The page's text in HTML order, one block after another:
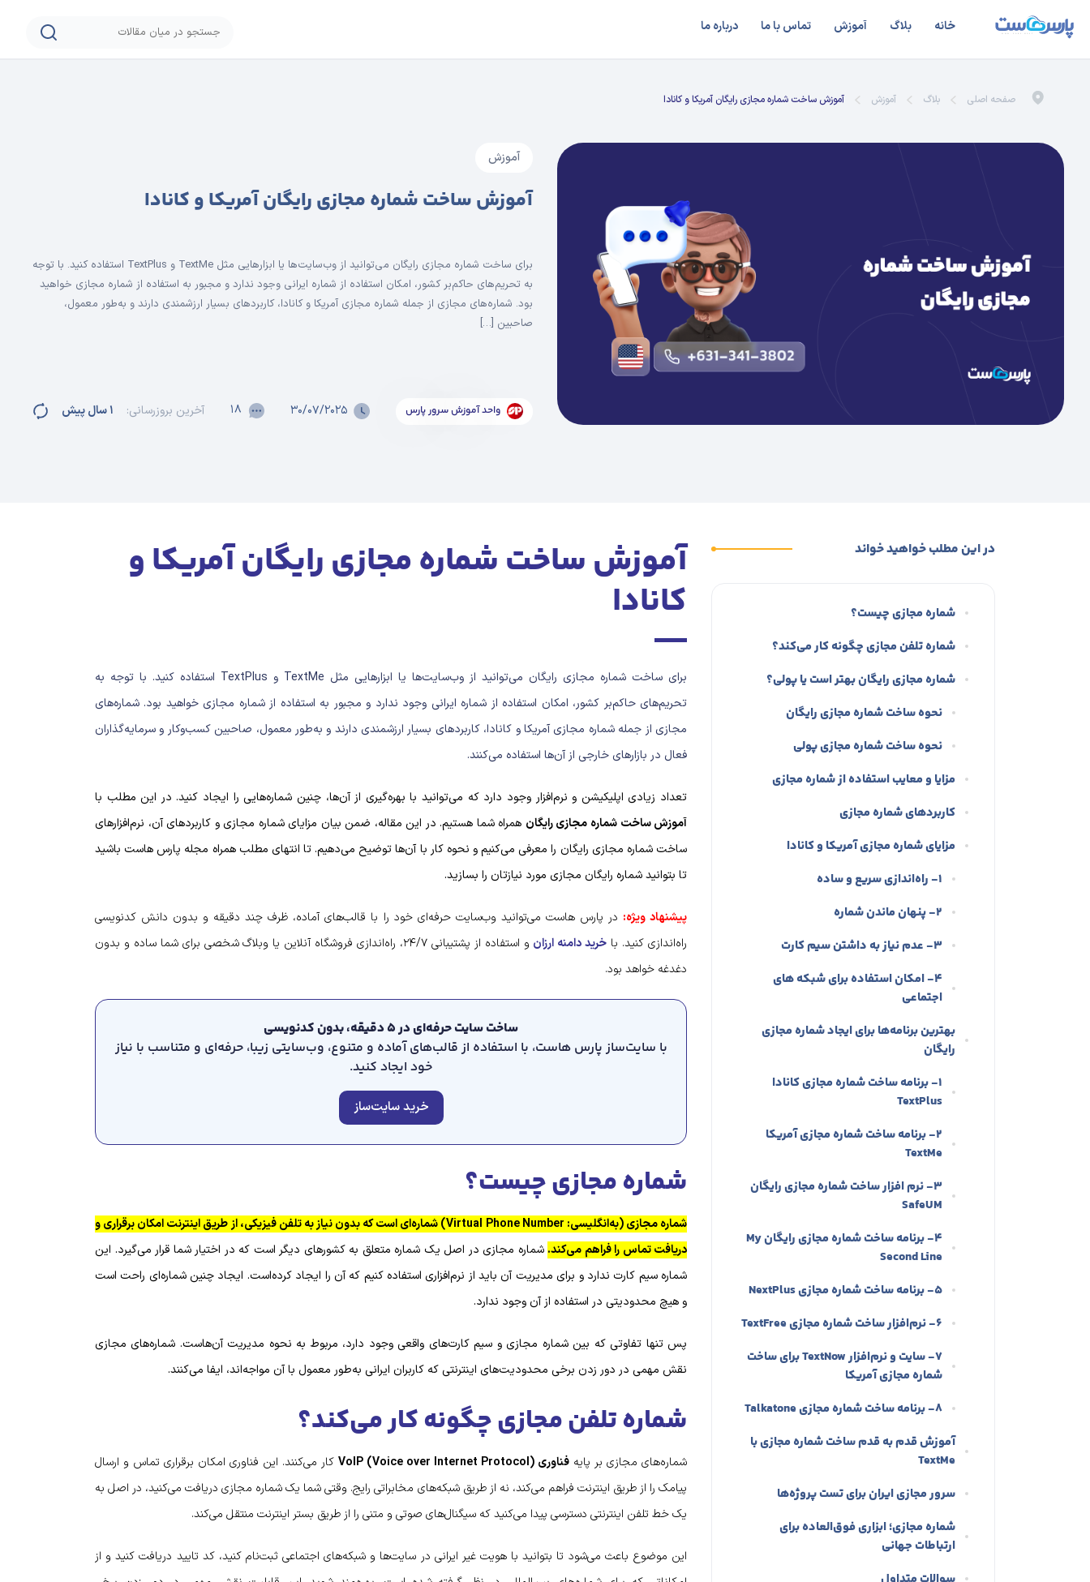
خانه بلاگ آموزش تماس با ما درباره ما
صفحه اصلی بلاگ آموزش آموزش ساخت شماره مجازی رایگان آمریکا و کانادا
آموزش
آموزش ساخت شماره مجازی رایگان آمریکا و کانادا
برای ساخت شماره مجازی رایگان می‌توانید از وب‌سایت‌ها یا ابزارهایی مثل TextMe و TextPlus استفاده کنید. با توجه
به تحریم‌های حاکم‌بر کشور، امکان استفاده از شماره ایرانی وجود ندارد و مجبور به استفاده از شماره مجازی خواهید
بود. شماره‌های مجازی از جمله شماره مجازی آمریکا و کانادا، کاربرد‌های بسیار ارزشمندی دارند و به‌طور معمول،
صاحبین […]
واحد آموزش سرور پارس ۳۰/۰۷/۲۰۲۵ ۱۸ آخرین بروزرسانی: ۱ سال پیش
در این مطلب خواهید خواند
شماره مجازی چیست؟
شماره تلفن مجازی چگونه کار می‌کند؟
شماره مجازی رایگان بهتر است یا پولی؟
نحوه ساخت شماره مجازی رایگان
نحوه ساخت شماره مجازی پولی
مزایا و معایب استفاده از شماره مجازی
کاربردهای شماره مجازی
مزایای شماره مجازی آمریکا و کانادا
۱- راه‌اندازی سریع و ساده
۲- پنهان ماندن شماره
۳- عدم نیاز به داشتن سیم کارت
۴- امکان استفاده برای شبکه‌ های
اجتماعی
بهترین برنامه‌‌ها برای ایجاد شماره مجازی
رایگان
۱- برنامه ساخت شماره مجازی کانادا
TextPlus
۲- برنامه ساخت شماره مجازی آمریکا
TextMe
۳- نرم‌ افزار ساخت شماره مجازی رایگان
SafeUM
۴- برنامه ساخت شماره مجازی رایگان My
Second Line
۵- برنامه ساخت شماره مجازی NextPlus
۶- نرم‌‌افزار ساخت شماره مجازی TextFree
۷- سایت و نرم‌‌افزار Text‌Now برای ساخت
شماره مجازی آمریکا
۸- برنامه ساخت شماره مجازی Talkatone
آموزش قدم به قدم ساخت شماره مجازی با
TextMe
سرور مجازی ایران برای تست پروژه‌ها
شماره مجازی؛ ابزاری فوق‌العاده برای
ارتباطات جهانی
آموزش ساخت شماره مجازی رایگان آمریکا و
کانادا
برای ساخت شماره مجازی رایگان می‌توانید از وب‌سایت‌ها یا ابزارهایی مثل TextMe و TextPlus استفاده کنید. با توجه به
تحریم‌های حاکم‌بر کشور، امکان استفاده از شماره ایرانی وجود ندارد و مجبور به استفاده از شماره مجازی خواهید بود. شماره‌های
مجازی از جمله شماره مجازی آمریکا و کانادا، کاربرد‌های بسیار ارزشمندی دارند و به‌طور معمول، صاحبین کسب‌وکار و سرمایه‌‌گذاران
فعال در بازار‌های خارجی از آن‌ها استفاده می‌کنند.
تعداد زیادی اپلیکیشن و نرم‌افزار وجود دارد که می‌توانید با بهره‌گیری از آن‌ها، چنین شماره‌‌هایی را ایجاد کنید. در این مطلب با
آموزش ساخت شماره مجازی رایگان همراه شما هستیم. در این مقاله، ضمن بیان مزایای شماره مجازی و کاربرد‌های آن، نرم‌افزارهای
ساخت شماره مجازی رایگان را معرفی می‌کنیم و نحوه کار با آن‌ها توضیح می‌دهیم. تا انتهای مطلب همراه مجله پارس هاست باشید
تا بتوانید شماره رایگان مجازی مورد نیازتان را بسازید.
پیشنهاد ویژه: در پارس هاست می‌توانید وب‌سایت حرفه‌ای خود را با قالب‌های آماده، ظرف چند دقیقه و بدون دانش کدنویسی
راه‌اندازی کنید. با خرید دامنه ارزان
و استفاده از پشتیبانی ۲۴/۷، راه‌اندازی فروشگاه آنلاین یا وبلاگ شخصی برای شما ساده و بدون
دغدغه خواهد بود.
ساخت سایت حرفه‌ای در ۵ دقیقه، بدون کدنویسی
با سایت‌ساز پارس هاست، با استفاده از قالب‌های آماده و متنوع، وب‌سایتی زیبا، حرفه‌ای و متناسب با نیاز
خود ایجاد کنید.
خرید سایت‌ساز
شماره مجازی چیست؟
شماره مجازی (به‌انگلیسی: Virtual Phone Number) شماره‌ای است که بدون نیاز به تلفن فیزیکی، از طریق اینترنت امکان برقراری و
دریافت تماس را فراهم می‌کند. شماره مجازی در اصل یک شماره متعلق به کشور‌های دیگر است که در اختیار شما قرار می‌گیرد. این
شماره سیم کارت ندارد و برای مدیریت آن باید از نرم‌‌افزاری استفاده کنیم که آن را ایجاد کرده‌است. ایجاد چنین شماره‌‌ای راحت است
و هیچ محدودیتی در استفاده از آن وجود ندارد.
پس تنها تفاوتی که بین شماره مجازی و سیم کارت‌‌های واقعی وجود دارد، مربوط به نحوه مدیریت آن‌هاست. شماره‌های مجازی
نقش مهمی در دور زدن برخی محدودیت‌های اینترنتی که کاربران ایرانی به‌طور معمول با آن مواجه‌اند، ایفا می‌کنند.
شماره تلفن مجازی چگونه کار می‌کند؟
شماره‌های مجازی بر پایه فناوری VoIP (Voice over Internet Protocol)
کار می‌کنند. این فناوری امکان برقراری تماس و ارسال
پیامک را از طریق اینترنت فراهم می‌کند، نه از طریق شبکه‌های مخابراتی رایج. وقتی شما یک شماره مجازی دریافت می‌کنید، در اصل به
یک خط تلفن اینترنتی دسترسی پیدا می‌کنید که سیگنال‌های صوتی و متنی را از طریق بستر اینترنت منتقل می‌کند.
این موضوع باعث می‌شود تا بتوانید با هویت غیر ایرانی در سایت‌ها و شبکه‌های اجتماعی ثبت‌نام کنید، کد تایید دریافت کنید و از